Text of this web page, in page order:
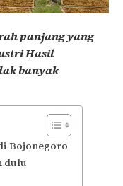
panjang yang
Hasil
banyak
Bojonegoro
dulu